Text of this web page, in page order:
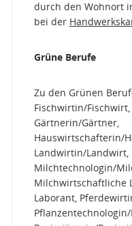
durch den Wohnort
bei der
Grüne Berufe
Zu den Grünen
Fischwirtin/
Gärtnerin/Gärtner,
Hauswirtschafterin/
Landwirtin/Landwirt,
Milchtechnologin/
Milchwirtschaftliche
Laborant,